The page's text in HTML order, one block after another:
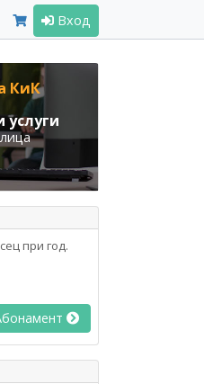
Вход
КиК
при год.